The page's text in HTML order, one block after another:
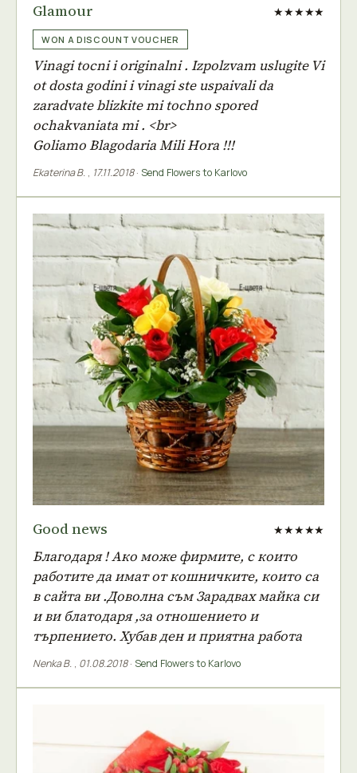
Glamour ★★★★★
WON A DISCOUNT VOUCHER
Vinagi tocni i originalni . Izpolzvam uslugite Vi
ot dosta godini i vinagi ste uspaivali da
zaradvate blizkite mi tochno spored
ochakvaniata mi . <br>
Goliamo Blagodaria Mili Hora !!!
Ekaterina B. , 17.11.2018· Send Flowers to Karlovo
Good news ★★★★★
Благодаря ! Ако може фирмите, с които
работите да имат от кошничките, които са
в сайта ви .Доволна съм Зарадвах майка си
и ви блатодаря ,за отношението и
търпението. Хубав ден и приятна работа
Nenka B. , 01.08.2018· Send Flowers to Karlovo